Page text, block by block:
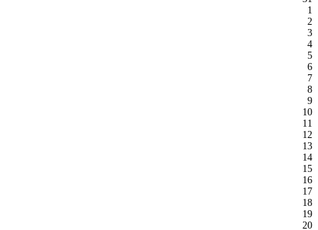
1
2
3
4
5
6
7
8
9
10
11
12
13
14
15
16
17
18
19
20